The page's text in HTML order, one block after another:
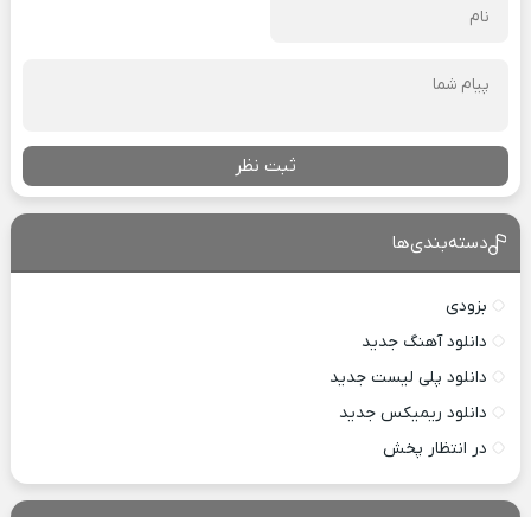
ثبت نظر
دسته‌بندی‌ها
بزودی
دانلود آهنگ جدید
دانلود پلی لیست جدید
دانلود ریمیکس جدید
در انتظار پخش